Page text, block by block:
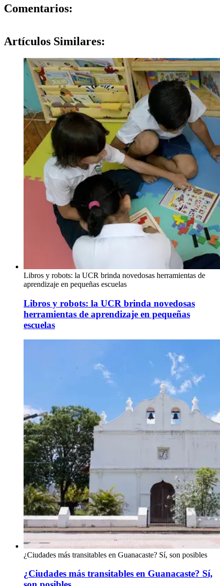
Comentarios:
Artículos Similares:
Libros y robots: la UCR brinda novedosas herramientas de
aprendizaje en pequeñas escuelas
Libros y robots: la UCR brinda novedosas
herramientas de aprendizaje en pequeñas
escuelas
¿Ciudades más transitables en Guanacaste? Sí, son posibles
¿Ciudades más transitables en Guanacaste? Sí,